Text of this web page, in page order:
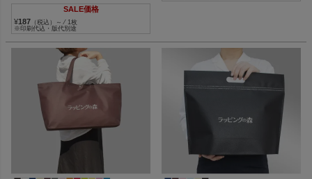
SALE価格
¥187 （税込）～ ⁄ 1枚
※印刷代込・版代別途